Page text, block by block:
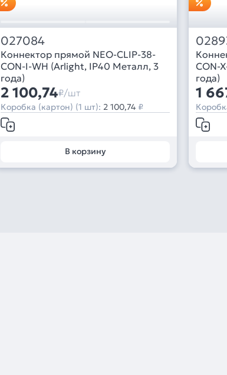
027084
Коннектор прямой NEO-CLIP-38-
CON-I-WH (Arlight, IP40 Металл, 3
года)
2 100,74₽/шт
Коробка (картон) (1 шт): 2 100,74 ₽
В корзину
CON-
года)
1